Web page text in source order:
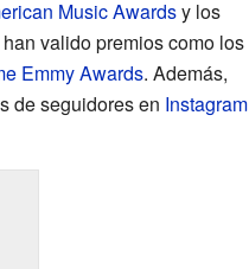
Music Awardsy los
valido premios como los
Emmy Awards. Además,
de seguidores en Instagram